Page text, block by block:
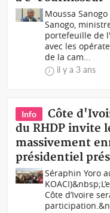
Moussa
Sanogo,
portefeuille de
avec les
de la cam...
il y a 3 ans
Info
Côte
du RHDP invite
massivement
présidentiel
Séraphin Yoro
Côte d’Ivoire